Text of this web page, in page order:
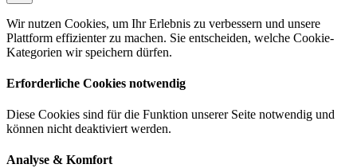
Wir nutzen Cookies, um Ihr Erlebnis zu verbessern und unsere
Plattform effizienter zu machen. Sie entscheiden, welche Cookie-
Kategorien wir speichern dürfen.
Erforderliche Cookies notwendig
Diese Cookies sind für die Funktion unserer Seite notwendig und
können nicht deaktiviert werden.
Analyse & Komfort